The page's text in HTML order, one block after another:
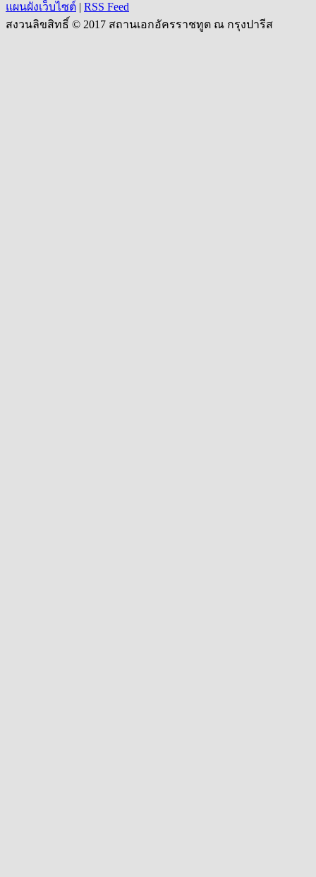
แผนผังเว็บไซต์ | RSS Feed
สงวนลิขสิทธิ์ © 2017 สถานเอกอัครราชทูต ณ กรุงปารีส